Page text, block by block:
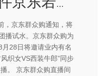
赢钱的游戏软件京东若能借此模式缩短获客资本-赢钱的游戏软件·(中国)官方网站
，京东群众购通知，将
播试水。京东群众购为
28日将邀请业内有名
织女VS西装牛郎”同步
。 京东群众购直播间